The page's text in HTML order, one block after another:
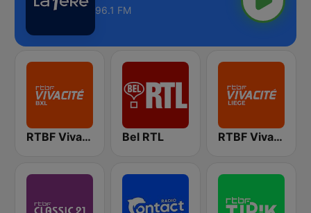
96.1 FM
RTBF VivaCité Bruxelles Bel RTL RTBF VivaCité Liège